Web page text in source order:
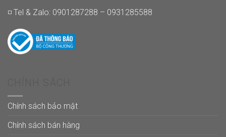
◽ Tel & Zalo: 0901287288 – 0931285588
Chính sách bảo mật
Chính sách bán hàng